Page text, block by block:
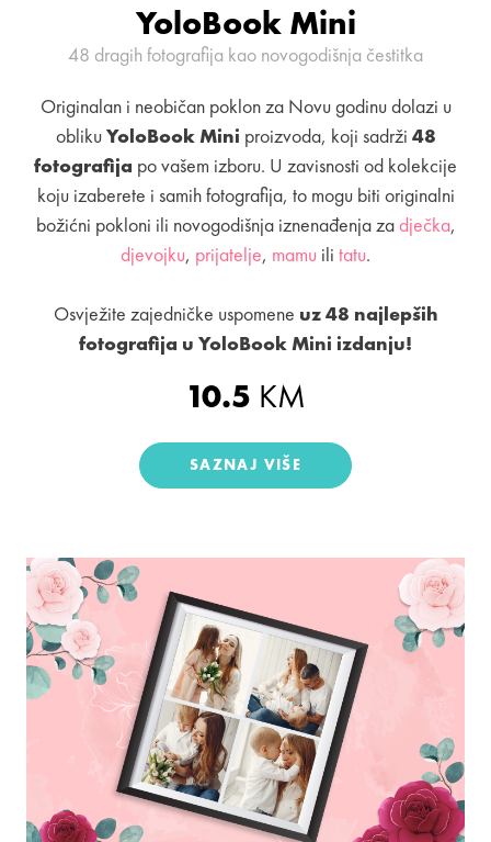
YoloBook Mini
48 dragih fotografija kao novogodišnja čestitka
Originalan i neobičan poklon za Novu godinu dolazi u
oblikuYoloBook Mini proizvoda, koji sadrži 48
fotografija po vašem izboru. U zavisnosti od kolekcije
koju izaberete i samih fotografija, to mogu biti originalni
božićni pokloni ili novogodišnja iznenađenja zadječka,
djevojku, prijatelje, mamu ili tatu.
Osvježite zajedničke uspomene uz 48 najlepših
fotografija u YoloBook Mini izdanju!
10.5 KM
SAZNAJ VIŠE